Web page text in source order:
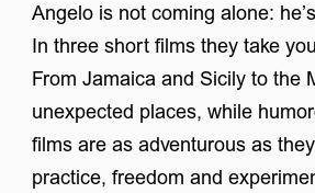
Angelo is not coming alone:
In three short films they take
From Jamaica and Sicily to the
unexpected places, while
films are as adventurous as
practice, freedom and